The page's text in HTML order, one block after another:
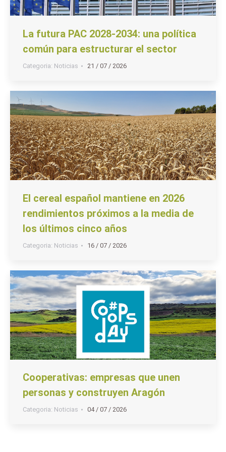
La futura PAC 2028-2034: una política
común para estructurar el sector
Categoria: Noticias 21 / 07 / 2026
El cereal español mantiene en 2026
rendimientos próximos a la media de
los últimos cinco años
Categoria: Noticias 16 / 07 / 2026
Cooperativas: empresas que unen
personas y construyen Aragón
Categoria: Noticias 04 / 07 / 2026